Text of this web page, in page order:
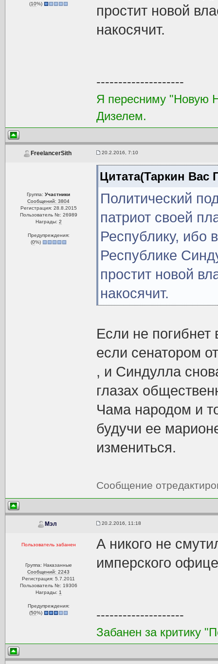
(10%)
простит новой
накосячит.
--------------------
Я пересниму "Новую
Дизелем.
FreelancerSith 20.2.2016, 7:10
Группа:Участники
Сообщений: 3804
Регистрация: 28.8.2015
Пользователь №: 26989
Награды: 2
Предупреждения:
(0%)
Цитата(Таркин Вас
Политический
патриот своей
Республику, ибо
Республике
простит новой
накосячит.
Если не погибнет
если сенатором
, и Синдулла
глазах
Чама народом и
будучи ее
измениться.
Сообщение
Мэл 20.2.2016, 11:18
Пользователь забанен
Группа: Наказанные
Сообщений: 2243
Регистрация: 5.7.2011
Пользователь №: 19306
Награды: 1
Предупреждения:
(50%)
А никого не
имперского
--------------------
Забанен за критику